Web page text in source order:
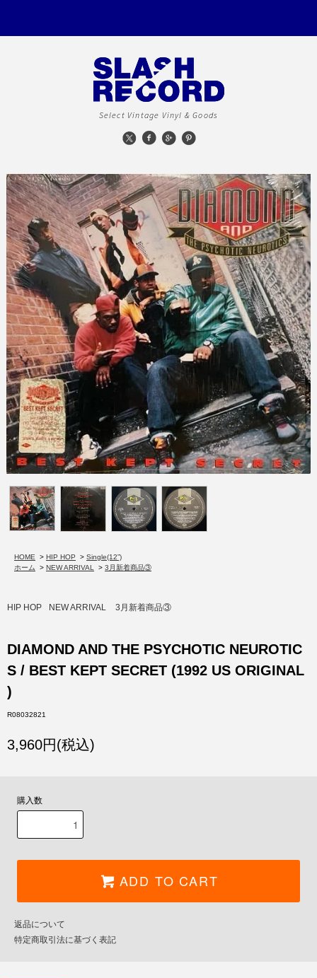
Select Vintage Vinyl & Goods
HOME > HIP HOP > Single(12”)
ホーム
> NEW ARRIVAL > 3月新着商品③
HIP HOP NEW ARRIVAL 3月新着商品③
DIAMOND AND THE PSYCHOTIC NEUROTIC
S / BEST KEPT SECRET (1992 US ORIGINAL
)
R08032821
3,960円(税込)
購入数
ADD TO CART
返品について
特定商取引法に基づく表記